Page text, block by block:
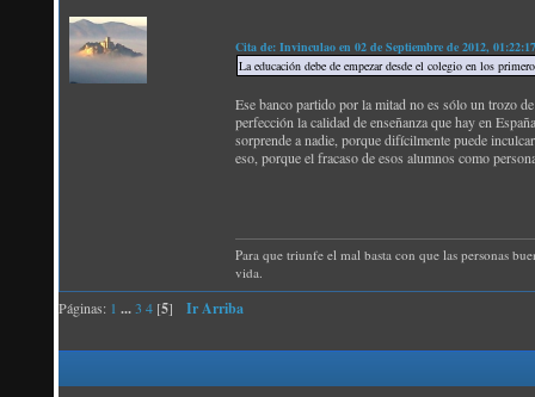
Cita de: Invinculao en 02 de Septiembre de 2012,
La educación debe de empezar desde el colegio en los
Ese banco partido por la mitad no es sólo un trozo
perfección la calidad de enseñanza que hay en
sorprende a nadie, porque difícilmente puede
eso, porque el fracaso de esos alumnos como
Para que triunfe el mal basta con que las personas
vida.
Páginas: 1 ...3 4 [5] Ir Arriba